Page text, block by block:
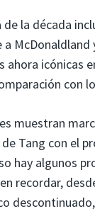
la década
icónicas
con
muestran
Tang con el
hay algunos
recordar,